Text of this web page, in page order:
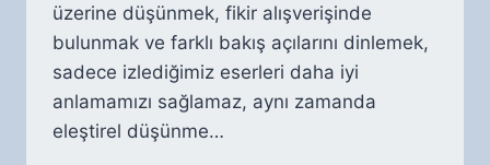
üzerine düşünmek, fikir alışverişinde
bulunmak ve farklı bakış açılarını dinlemek,
sadece izlediğimiz eserleri daha iyi
anlamamızı sağlamaz, aynı zamanda
eleştirel düşünme…